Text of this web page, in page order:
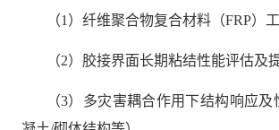
（1 ）纤维聚合物复合材料（FRP）
（2）胶接界面长期粘结性能评估及
（3）多灾害耦合作用下结构响应及